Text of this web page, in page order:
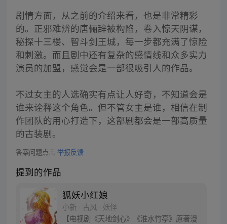
剧情方面，从之前的介绍来看，也是非常精彩
的。正邪难辨的唐俪辞被构陷，卷入惊天阴谋，
秘探十三楼、智斗剑王城，每一步都充满了惊险
和刺激。而且剧中还有复杂的感情线和众多实力
演员的加盟，感觉会是一部很吸引人的作品。
不过女主的人选确实有点让人好奇，不知道会是
谁来诠释这个角色。但不管女主是谁，相信在制
作团队的用心打造下，这部剧都会是一部高质量
的古装剧。
答案问题点击 举报反馈
提到的作品
狐妖小红娘
小新 · 古风 · 妖怪
【电视剧《天地剑心》《淮水竹亭》原著漫